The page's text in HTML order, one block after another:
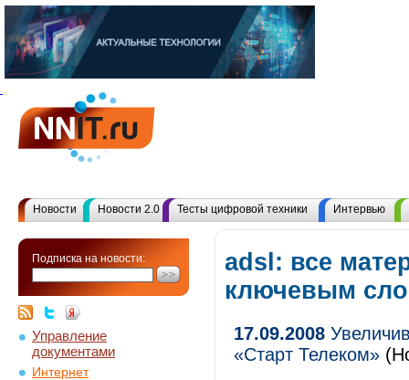
Новости Новости 2.0 Тесты цифровой техники Интервью
Подписка на новости:
Управление
документами
Интернет
adsl: все
ключевым
17.09.2008
«Старт Телеком»